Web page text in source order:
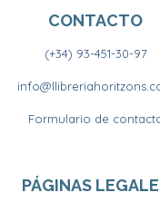
CONTACTO
(+34) 93-451-30-97
Formulario de
PÁGINAS